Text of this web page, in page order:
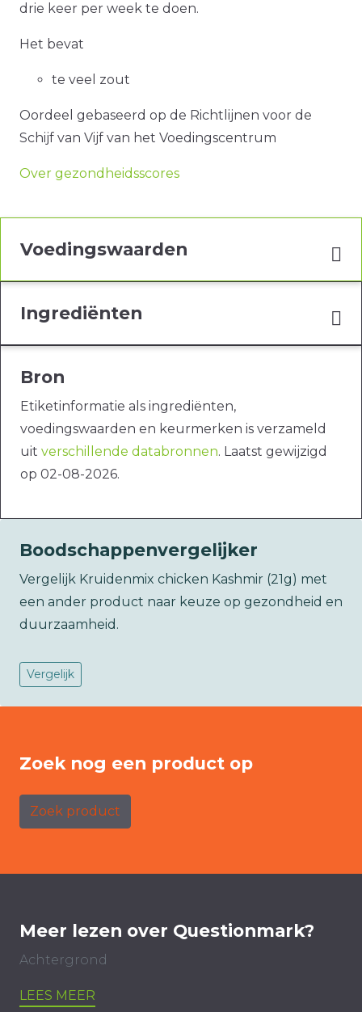
drie keer per week te doen.
Het bevat
te veel zout
Oordeel gebaseerd op de Richtlijnen voor de
Schijf van Vijf van het Voedingscentrum
Over gezondheidsscores
Voedingswaarden
Ingrediënten
Bron
Etiketinformatie als ingrediënten,
voedingswaarden en keurmerken is verzameld
uit verschillende databronnen. Laatst gewijzigd
op 02-08-2026.
Boodschappenvergelijker
Vergelijk Kruidenmix chicken Kashmir (21g) met
een ander product naar keuze op gezondheid en
duurzaamheid.
Vergelijk
Zoek nog een product op
Zoek product
Meer lezen over Questionmark?
Achtergrond
LEES MEER